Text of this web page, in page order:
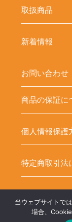
取扱商品
新着情報
お問い合わせ
商品の保証に
個人情報保護
特定商取引法
Copyright © LED-
当ウェブサイトで
場合、